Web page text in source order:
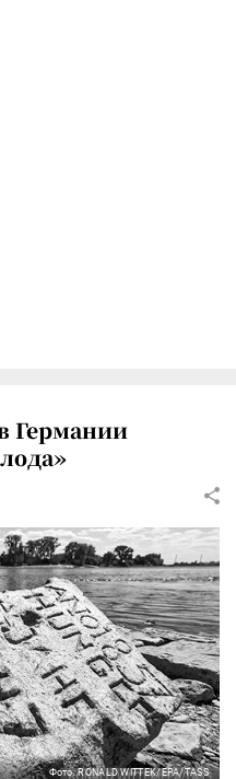
Германии
Фото: RONALD WITTEK/EPA/TASS